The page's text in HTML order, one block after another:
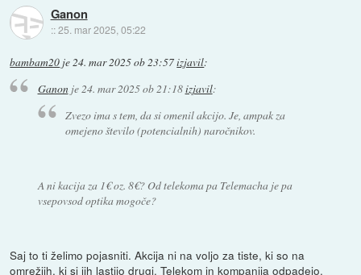
Ganon
::25. mar 2025, 05:22
bambam20 je24. mar 2025 ob 23:57izjavil:
Ganonje24. mar 2025 ob 21:18izjavil:
Zvezo ima s tem, da si omenil akcijo. Je, ampak za
omejeno število (potencialnih) naročnikov.
A ni kacija za 1€ oz. 8€? Od telekoma pa Telemacha je pa
vsepovsod optika mogoče?
Saj to ti želimo pojasniti. Akcija ni na voljo za tiste, ki so na
omrežjih, ki si jih lastijo drugi. Telekom in kompanija odpadejo.